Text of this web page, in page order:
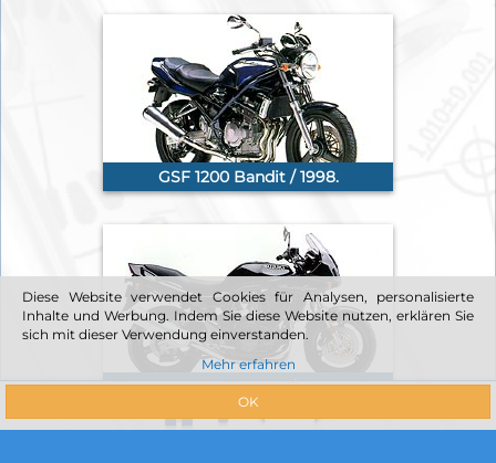
GSF 1200 Bandit / 1998.
GSF 1200 Bandit / 1999.
Diese Website verwendet Cookies für Analysen, personalisierte
Inhalte und Werbung. Indem Sie diese Website nutzen, erklären Sie
sich mit dieser Verwendung einverstanden.
Mehr erfahren
OK